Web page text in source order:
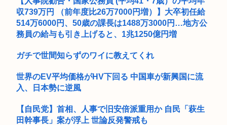
収739万円 （前年度比26万7000円増）】大卒初任給
514万6000円、50歳の課長は1488万3000円…地方公
務員の給与も引き上げると、1兆1250億円増
ガチで世間知らずのワイに教えてくれ
世界のEV平均価格がHV下回る 中国車が新興国に流
入、日本勢に逆風
【自民党】首相、人事で旧安倍派重用か 自民「萩生
田幹事長」案が浮上 世論反発警戒も